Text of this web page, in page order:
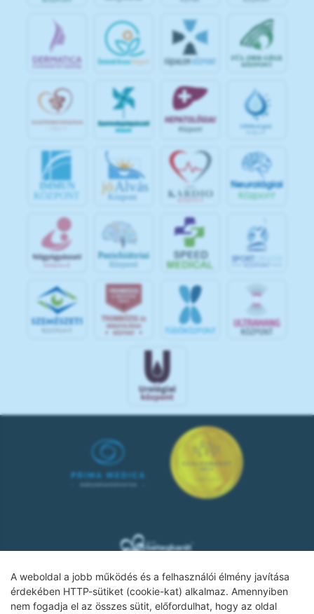
A weboldal a jobb működés és a felhasználói élmény javítása
érdekében HTTP-sütiket (cookie-kat) alkalmaz. Amennyiben
nem fogadja el az összes sütit, előfordulhat, hogy az oldal
IMMUN
KÖZPONT
jó Alvás
Központ
SPOR